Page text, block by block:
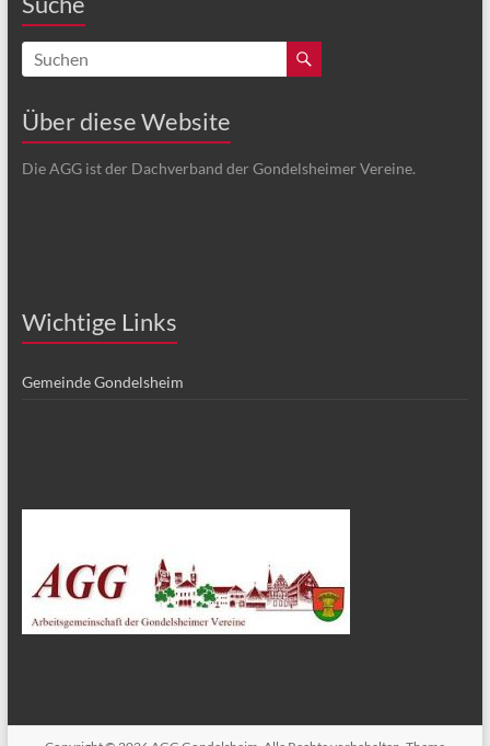
Über diese Website
Die AGG ist der Dachverband der Gondelsheimer Vereine.
Wichtige Links
Gemeinde Gondelsheim